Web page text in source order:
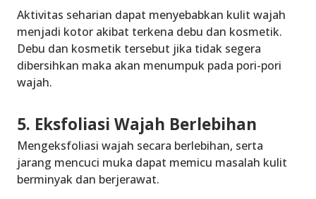
Aktivitas seharian dapat menyebabkan kulit wajah
menjadi kotor akibat terkena debu dan kosmetik.
Debu dan kosmetik tersebut jika tidak segera
dibersihkan maka akan menumpuk pada pori-pori
wajah.
5. Eksfoliasi Wajah Berlebihan
Mengeksfoliasi wajah secara berlebihan, serta
jarang mencuci muka dapat memicu masalah kulit
berminyak dan berjerawat.